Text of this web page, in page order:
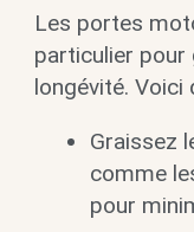
Les portes
particulier
longévité. Voici
Graissez
comme
pour